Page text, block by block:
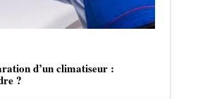
d’un climatiseur :
?